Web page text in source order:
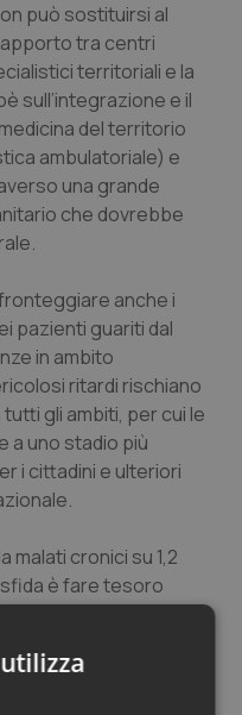
Collo
può sostituirsi al
tra centri
territoriali e la
sull’integrazione e il
del territorio
ambulatoriale) e
una grande
che dovrebbe
anche i
pazienti guariti dal
in ambito
ritardi rischiano
gli ambiti, per cui le
uno stadio più
i cittadini e ulteriori
malati cronici su 1,2
sfida è fare tesoro
l'emergenza Covid-
circolari ministeriali
degli